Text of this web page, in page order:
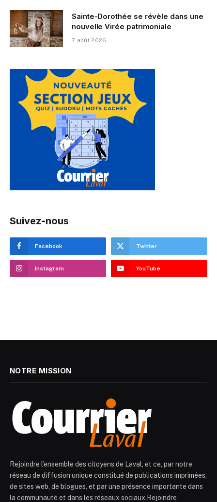
Sainte-Dorothée se révèle dans une
nouvelle Virée patrimoniale
7 août 2026
Suivez-nous
Facebook Twitter
Instagram YouTube
NOTRE MISSION
Rejoindre l’ensemble des citoyens de Laval, et ce, par notre
réseau de diffusion unique constitué de publications imprimées,
de sites web, de blogues, et par une présence importante dans
la communauté et dans les réseaux sociaux.Rejoindre